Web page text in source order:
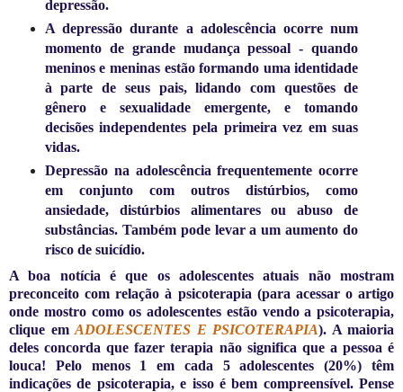
depressão.
A depressão durante a adolescência ocorre num
momento de grande mudança pessoal - quando
meninos e meninas estão formando uma identidade
à parte de seus pais, lidando com questões de
gênero e sexualidade emergente, e tomando
decisões independentes pela primeira vez em suas
vidas.
Depressão na adolescência frequentemente ocorre
em conjunto com outros distúrbios, como
ansiedade, distúrbios alimentares ou abuso de
substâncias. Também pode levar a um aumento do
risco de suicídio.
A boa notícia é que os adolescentes atuais não mostram
preconceito com relação à psicoterapia (para acessar o artigo
onde mostro como os adolescentes estão vendo a psicoterapia,
clique em ADOLESCENTES E PSICOTERAPIA). A maioria
deles concorda que fazer terapia não significa que a pessoa é
louca! Pelo menos 1 em cada 5 adolescentes (20%) têm
indicações de psicoterapia, e isso é bem compreensível. Pense